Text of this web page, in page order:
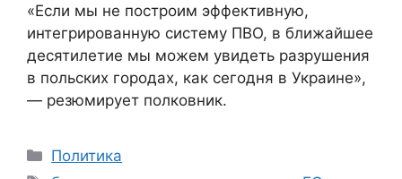
«Если мы не построим эффективную,
интегрированную систему ПВО, в ближайшее
десятилетие мы можем увидеть разрушения
в польских городах, как сегодня в Украине»,
— резюмирует полковник.
Categories
Политика